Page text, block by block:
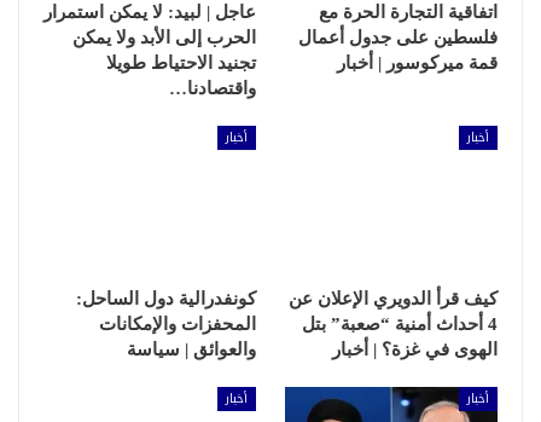
اتفاقية التجارة الحرة مع
فلسطين على جدول أعمال
قمة ميركوسور | أخبار
عاجل | لبيد: لا يمكن استمرار
الحرب إلى الأبد ولا يمكن
تجنيد الاحتياط طويلا
واقتصادنا…
أخبار
كيف قرأ الدويري الإعلان عن
4 أحداث أمنية “صعبة” بتل
الهوى في غزة؟ | أخبار
أخبار
كونفدرالية دول الساحل:
المحفزات والإمكانات
والعوائق | سياسة
أخبار أخبار